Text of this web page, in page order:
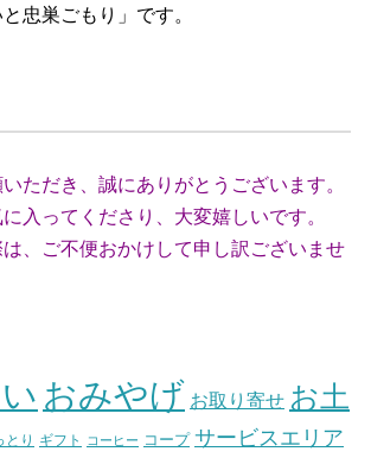
忠巣ごもり」です。
ただき、誠にありがとうございます。
ってくださり、大変嬉しいです。
ご不便おかけして申し訳ございませ
おみやげ お取り寄せ お土
とり ギフト コーヒー コープ サービスエリア